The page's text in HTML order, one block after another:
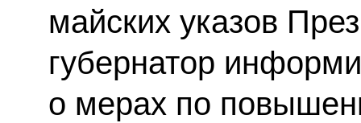
майских указов
губернатор
о мерах по